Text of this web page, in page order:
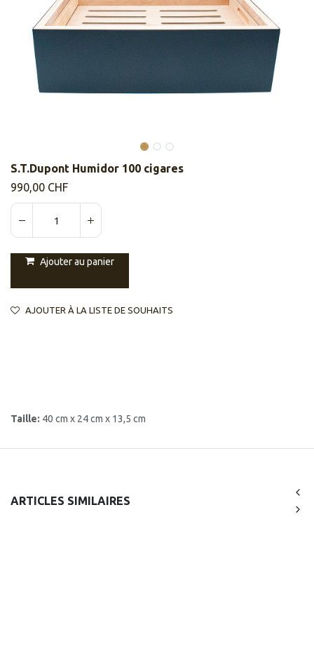
S.T.Dupont Humidor 100 cigares
990,00 CHF
Ajouter au panier
AJOUTER À LA LISTE DE SOUHAITS
Taille: 40 cm x 24 cm x 13,5 cm
ARTICLES SIMILAIRES